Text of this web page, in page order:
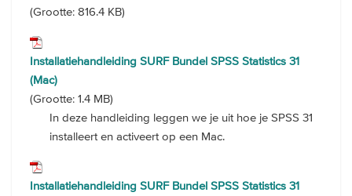
(Grootte: 816.4 KB)
Installatiehandleiding SURF Bundel SPSS Statistics 31
(Mac)
(Grootte: 1.4 MB)
In deze handleiding leggen we je uit hoe je SPSS 31
installeert en activeert op een Mac.
Installatiehandleiding SURF Bundel SPSS Statistics 31